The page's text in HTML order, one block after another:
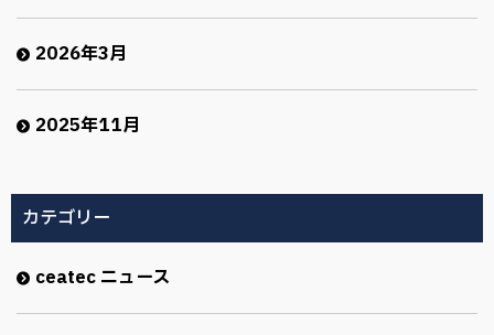
2026年3月
2025年11月
カテゴリー
ceatec ニュース